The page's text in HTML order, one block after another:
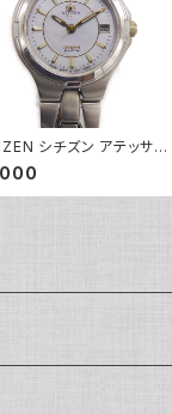
シチズン アテッサ
ライブ ソーラー レディ
ォッチ E010-K17977
文字盤 Y05274